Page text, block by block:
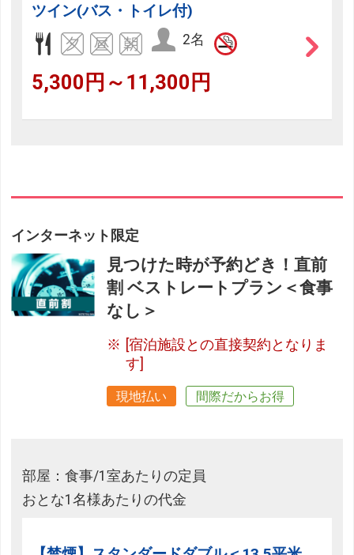
ツイン(バス・トイレ付)
2名
5,300円～11,300円
インターネット限定
見つけた時が予約どき！直前
割 ベストレートプラン＜食事
なし＞
[宿泊施設との直接契約となりま
す]
現地払い 間際だからお得
部屋：食事/1室あたりの定員
おとな1名様あたりの代金